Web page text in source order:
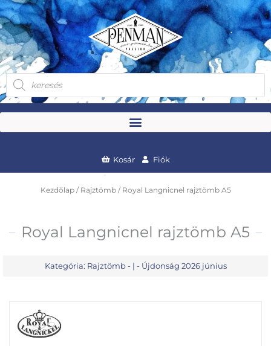
Skip
to
content
Products
search
Kosár Fiók
Kezdőlap/ Rajztömb/ Royal Langnicnel rajztömb A5
Royal Langnicnel rajztömb A5
Kategória: Rajztömb- | - Újdonság 2026 június